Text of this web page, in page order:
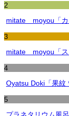
2
mitate moyou「カ
3
mitate moyou「ス
4
Oyatsu Doki「果紋
5
プラネタリウム風